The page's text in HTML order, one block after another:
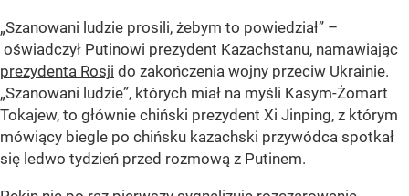
„Szanowani ludzie prosili, żebym to powiedział” –
oświadczył Putinowi prezydent Kazachstanu, namawiając
prezydenta Rosji do zakończenia wojny przeciw Ukrainie.
„Szanowani ludzie”, których miał na myśli Kasym-Żomart
Tokajew, to głównie chiński prezydent Xi Jinping, z którym
mówiący biegle po chińsku kazachski przywódca spotkał
się ledwo tydzień przed rozmową z Putinem.